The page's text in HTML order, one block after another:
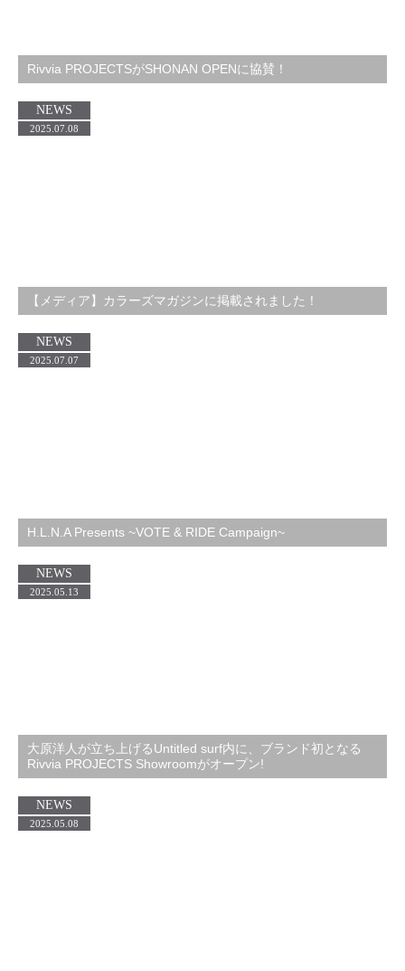
Rivvia PROJECTSがSHONAN OPENに協賛！
【メディア】カラーズマガジンに掲載されました！
NEWS
2025.07.08
H.L.N.A Presents ~VOTE & RIDE Campaign~
NEWS
2025.07.07
大原洋人が立ち上げるUntitled surf内に、ブランド初となる
Rivvia PROJECTS Showroomがオープン!
NEWS
2025.05.13
NEWS
2025.05.08